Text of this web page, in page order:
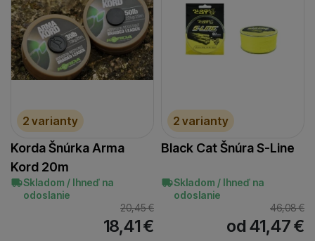
2 varianty
Korda Šnúrka Arma
Kord 20m
Skladom / Ihneď na
odoslanie
20,45€
18,41€
2 varianty
Black Cat Šnúra S-Line
Skladom / Ihneď na
odoslanie
46,08€
od 41,47€